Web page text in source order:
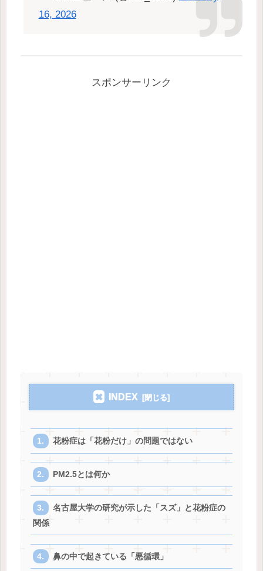
16, 2026
スポンサーリンク
INDEX
花粉症は「花粉だけ」の問題ではない
PM2.5とは何か
名古屋大学の研究が示した「スズ」と花粉症の
関係
鼻の中で起きている「悪循環」